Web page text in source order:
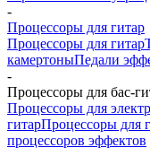
-
Процессоры для гитар
Процессоры для гитар
камертоныПедали
-
Процессоры для бас-
Процессоры для
гитарПроцессоры для
процессоров эффектов